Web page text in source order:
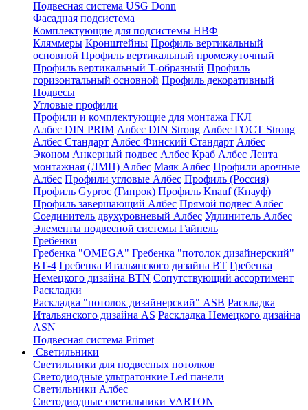
Подвесная система USG Donn
Фасадная подсистема
Комплектующие для подсистемы НВФ
Кляммеры Кронштейны Профиль вертикальный
основной Профиль вертикальный промежуточный
Профиль вертикальный Т-образный Профиль
горизонтальный основной Профиль декоративный
Подвесы
Угловые профили
Профили и комплектующие для монтажа ГКЛ
Албес DIN PRIM Албес DIN Strong Албес ГОСТ Strong
Албес Стандарт Албес Финский Стандарт Албес
Эконом Анкерный подвес Албес Краб Албес Лента
монтажная (ЛМП) Албес Маяк Албес Профили арочные
Албес Профили угловые Албес Профиль (Россия)
Профиль Gyproc (Гипрок) Профиль Knauf (Кнауф)
Профиль завершающий Албес Прямой подвес Албес
Соединитель двухуровневый Албес Удлинитель Албес
Элементы подвесной системы Гайпель
Гребенки
Гребенка "OMEGA" Гребенка "потолок дизайнерский"
ВТ-4 Гребенка Итальянского дизайна BT Гребенка
Немецкого дизайна ВТN Сопутствующий ассортимент
Раскладки
Раскладка "потолок дизайнерский" ASB Раскладка
Итальянского дизайна AS Раскладка Немецкого дизайна
АSN
Подвесная система Primet
Светильники
Светильники для подвесных потолков
Светодиодные ультратонкие Led панели
Светильники Албес
Светодиодные светильники VARTON